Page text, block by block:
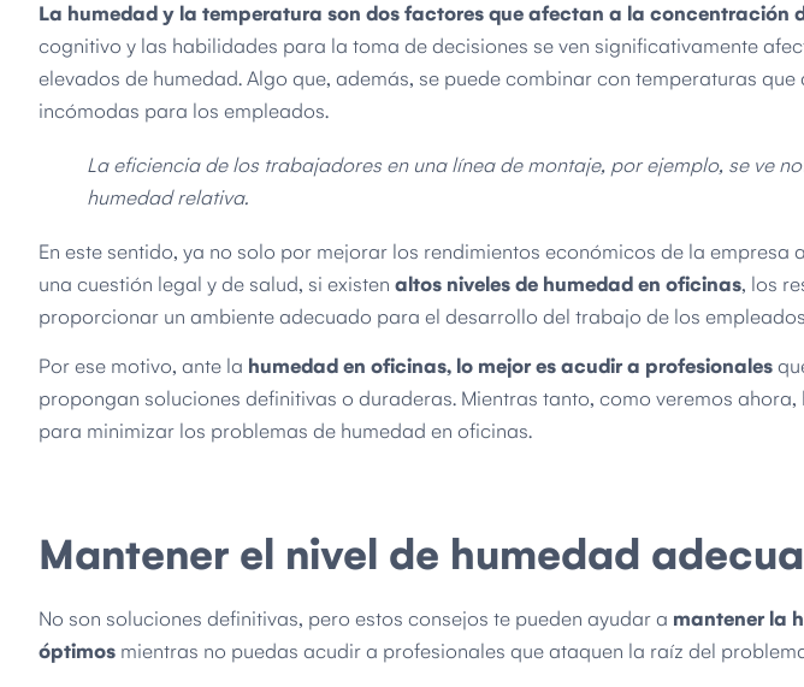
La humedad y la temperatura son dos factores que afectan a la concentración
cognitivo y las habilidades para la toma de decisiones se ven significativamente
elevados de humedad. Algo que, además, se puede combinar con temperaturas
incómodas para los empleados.
La eficiencia de los trabajadores en una línea de montaje, por ejemplo, se ve
humedad relativa.
En este sentido, ya no solo por mejorar los rendimientos económicos de la
una cuestión legal y de salud, si existen altos niveles de humedad en oficinas, los
proporcionar un ambiente adecuado para el desarrollo del trabajo de los
Por ese motivo, ante la humedad en oficinas, lo mejor es acudir a profesionales
propongan soluciones definitivas o duraderas. Mientras tanto, como veremos
para minimizar los problemas de humedad en oficinas.
Mantener el nivel de humedad
No son soluciones definitivas, pero estos consejos te pueden ayudar a mantener la
óptimos mientras no puedas acudir a profesionales que ataquen la raíz del